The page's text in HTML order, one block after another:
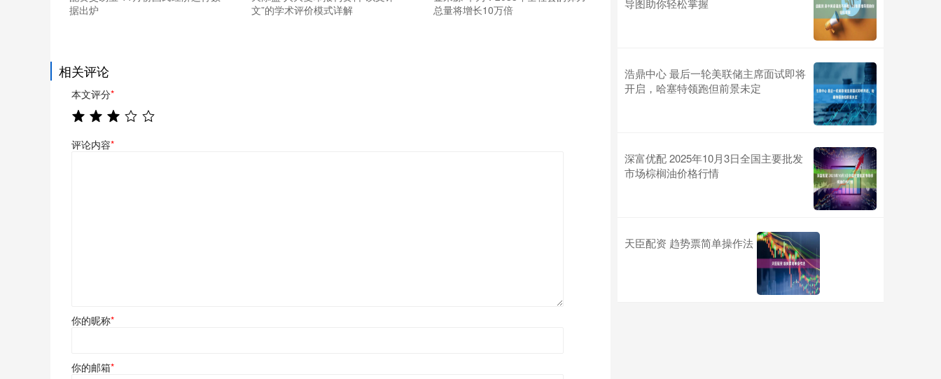
据出炉
文”的学术评价模式详解
总量将增长10万倍
相关评论
本文评分*
评论内容*
你的昵称*
你的邮箱*
导图助你轻松掌握
浩鼎中心 最后一轮美联储主席面试即将
开启，哈塞特领跑但前景未定
深富优配 2025年10月3日全国主要批发
市场棕榈油价格行情
天臣配资 趋势票简单操作法